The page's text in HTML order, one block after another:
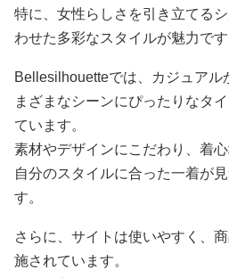
特に、女性らしさを引き立てる
わせた多彩なスタイルが魅力です
Bellesilhouetteでは、カジュアル
まざまなシーンにぴったりなタ
ています。
素材やデザインにこだわり、着心
自分のスタイルに合った一着が
す。
さらに、サイトは使いやすく、
施されています。